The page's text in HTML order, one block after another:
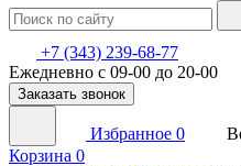
+7 (343) 239-68-77
Ежедневно с 09-00 до 20-00
Заказать звонок
Избранное 0
Корзина 0